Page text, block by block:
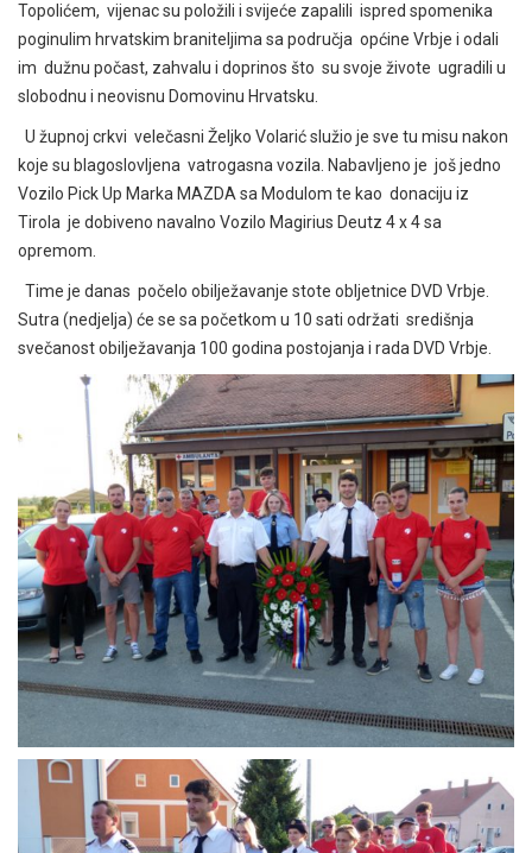
Topolićem, vijenac su položili i svijeće zapalili ispred spomenika
poginulim hrvatskim braniteljima sa područja općine Vrbje i odali
im dužnu počast, zahvalu i doprinos što su svoje živote ugradili u
slobodnu i neovisnu Domovinu Hrvatsku.
U župnoj crkvi velečasni Željko Volarić služio je sve tu misu nakon
koje su blagoslovljena vatrogasna vozila. Nabavljeno je još jedno
Vozilo Pick Up Marka MAZDA sa Modulom te kao donaciju iz
Tirola je dobiveno navalno Vozilo Magirius Deutz 4 x 4 sa
opremom.
Time je danas počelo obilježavanje stote obljetnice DVD Vrbje.
Sutra (nedjelja) će se sa početkom u 10 sati održati središnja
svečanost obilježavanja 100 godina postojanja i rada DVD Vrbje.